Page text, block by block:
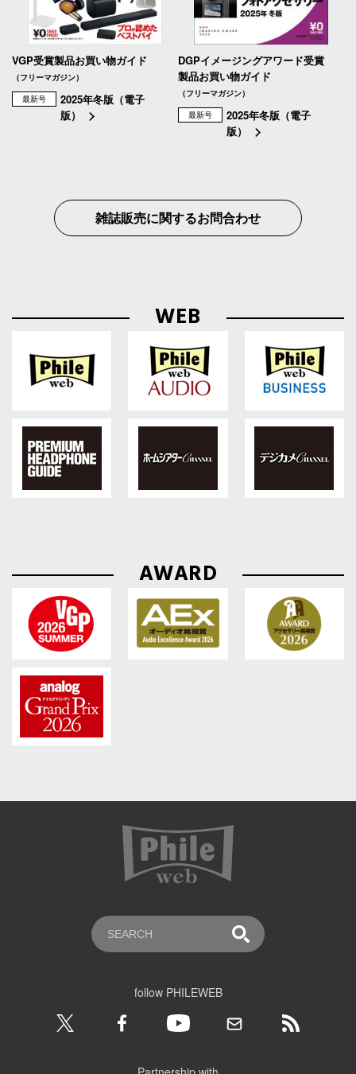
VGP受賞製品お買い物ガイド
（フリーマガジン）
最新号
2025年冬版（電子
版）
DGPイメージングアワード受賞
製品お買い物ガイド
（フリーマガジン）
最新号
2025年冬版（電子
版）
雑誌販売に関するお問合わせ
WEB
AWARD
follow PHILEWEB